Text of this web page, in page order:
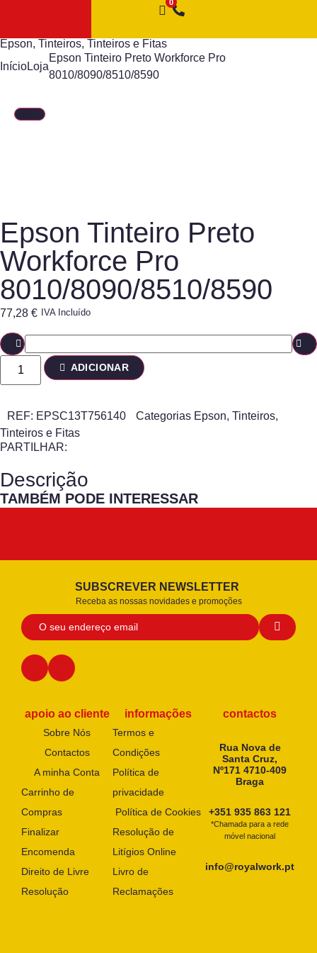
Epson, Tinteiros, Tinteiros e Fitas
InícioLoja
Epson Tinteiro Preto Workforce Pro
8010/8090/8510/8590
Epson Tinteiro Preto
Workforce Pro
8010/8090/8510/8590
77,28 € IVA Incluído
ADICIONAR
REF: EPSC13T756140 Categorias Epson, Tinteiros,
Tinteiros e Fitas
PARTILHAR:
Descrição
TAMBÉM PODE INTERESSAR
SUBSCREVER NEWSLETTER
Receba as nossas novidades e promoções
apoio ao cliente
Sobre Nós
Contactos
A minha Conta
Carrinho de
Compras
Finalizar
Encomenda
Direito de Livre
Resolução
informações
Termos e
Condições
Política de
privacidade
Política de Cookies
Resolução de
Litígios Online
Livro de
Reclamações
contactos
Rua Nova de
Santa Cruz,
Nº171 4710-409
Braga
+351 935 863 121
*Chamada para a rede
móvel nacional
info@royalwork.pt